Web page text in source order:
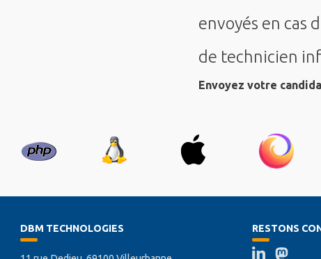
envoyés en cas
de technicien
Envoyez votre
DBM TECHNOLOGIES RESTONS